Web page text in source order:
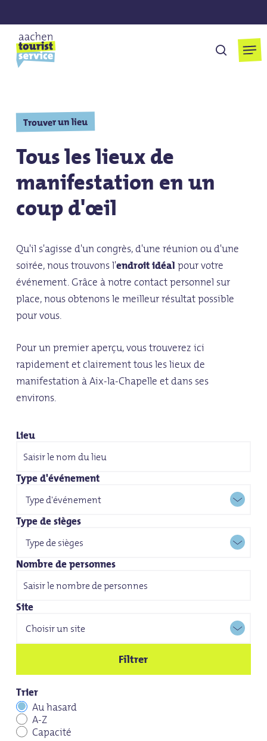
to
main
content
Trouver un lieu
Tous les lieux de
manifestation en un
coup d'œil
Qu'il s'agisse d'un congrès, d'une réunion ou d'une
soirée, nous trouvons l'endroit idéalpour votre
événement. Grâce à notre contact personnel sur
place, nous obtenons le meilleur résultat possible
pour vous.
Pour un premier aperçu, vous trouverez ici
rapidement et clairement tous les lieux de
manifestation à Aix-la-Chapelle et dans ses
environs.
Lieu
Type d'événement
Type de sièges
Nombre de personnes
Site
Filtrer
Trier
Au hasard
A-Z
Capacité